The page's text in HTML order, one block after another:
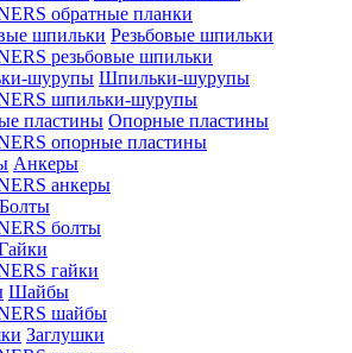
обратные планки
Резьбовые шпильки
резьбовые шпильки
Шпильки-шурупы
шпильки-шурупы
Опорные пластины
опорные пластины
Анкеры
анкеры
Болты
болты
гайки
Шайбы
шайбы
Заглушки